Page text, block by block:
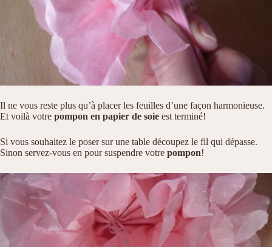
Il ne vous reste plus qu’à placer les feuilles d’une façon harmonieuse.
Et voilà votre pompon en papier de soie est terminé!
Si vous souhaitez le poser sur une table découpez le fil qui dépasse.
Sinon servez-vous en pour suspendre votre pompon!